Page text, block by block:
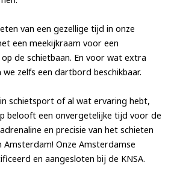
van een gezellige tijd in onze
een meekijkraam voor een
de schietbaan. En voor wat extra
zelfs een dartbord beschikbaar.
schietsport of al wat ervaring hebt,
belooft een onvergetelijke tijd voor de
en precisie van het schieten
Amsterdam! Onze Amsterdamse
en aangesloten bij de KNSA.